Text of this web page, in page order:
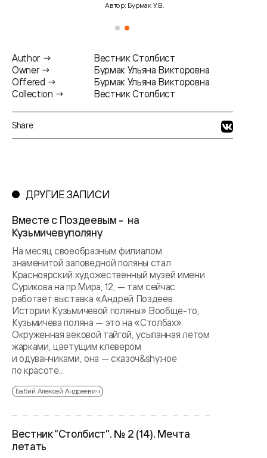
Автор: Бурмак У.В.
Author →
Owner →
Offered →
Collection →
Вестник Столбист
Бурмак Ульяна Викторовна
Бурмак Ульяна Викторовна
Вестник Столбист
Share:
ДРУГИЕ ЗАПИСИ
Вместе с Поздеевым - на
Кузьмичевуполяну
На месяц своеобразным филиалом
знаменитой заповедной поляны стал
Красноярский художественный музей имени
Сурикова на пр.Мира, 12, — там сейчас
работает выставка «Андрей Поздеев.
Истории Кузьмичевой поляны» Вообще-то,
Кузьмичева поляна — это на «Столбах».
Окруженная вековой тайгой, усыпанная летом
жарками, цветущим клевером
и одуванчиками, она — сказоч&shy;ное
по красоте...
Бабий Алексей Андреевич
Вестник "Столбист". № 2 (14). Мечта
летать